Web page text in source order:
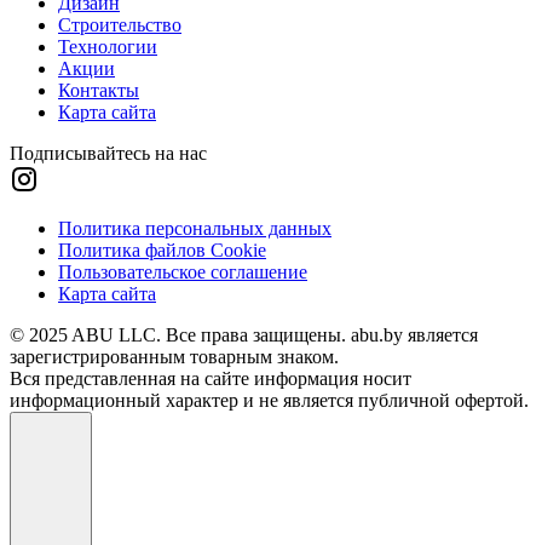
Строительство
Технологии
Акции
Контакты
Карта сайта
Подписывайтесь на нас
Политика персональных данных
Политика файлов Cookie
Пользовательское соглашение
Карта сайта
© 2025 ABU LLC. Все права защищены. abu.by является
зарегистрированным товарным знаком.
Вся представленная на сайте информация носит
информационный характер и не является публичной офертой.